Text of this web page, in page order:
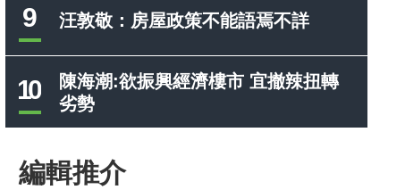
9 汪敦敬：房屋政策不能語焉不詳
10
陳海潮:欲振興經濟樓市 宜撤辣扭轉
劣勢
編輯推介